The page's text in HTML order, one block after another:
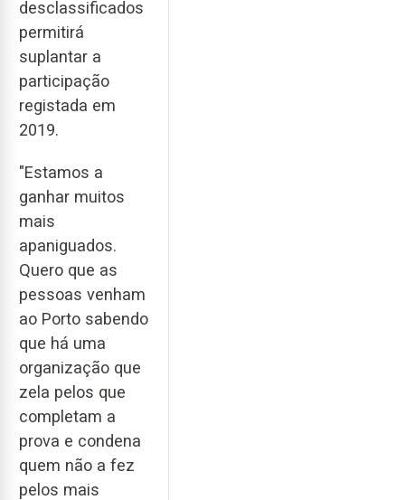
desclassificados
permitirá
suplantar a
participação
registada em
2019.
"Estamos a
ganhar muitos
mais
apaniguados.
Quero que as
pessoas venham
ao Porto sabendo
que há uma
organização que
zela pelos que
completam a
prova e condena
quem não a fez
pelos mais